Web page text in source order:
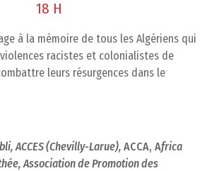
18 H
à la mémoire de tous les Algériens qui
racistes et colonialistes de
leurs résurgences dans le
ACCES(Chevilly-Larue), ACCA, Africa
Association de Promotion des